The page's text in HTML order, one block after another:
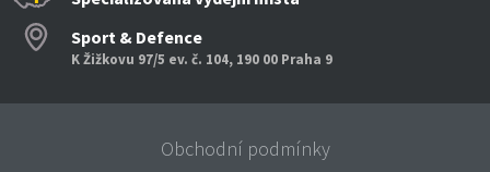
Sport & Defence
K Žižkovu 97/5 ev. č. 104, 190 00 Praha 9
Obchodní podmínky